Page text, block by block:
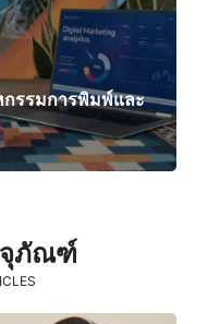
รรมการพิมพ์และ
จุภัณฑ์